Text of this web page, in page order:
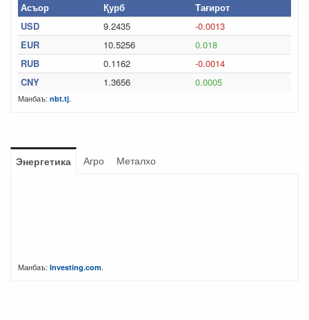
Асъор Қурб
Тағирот
USD
9.2435
-0.0013
EUR
10.5256
0.018
RUB
0.1162
-0.0014
CNY
1.3656 0.0005
Манбаъ: nbt.tj.
Энергетика Агро Металхо
Манбаъ: Investing.com.